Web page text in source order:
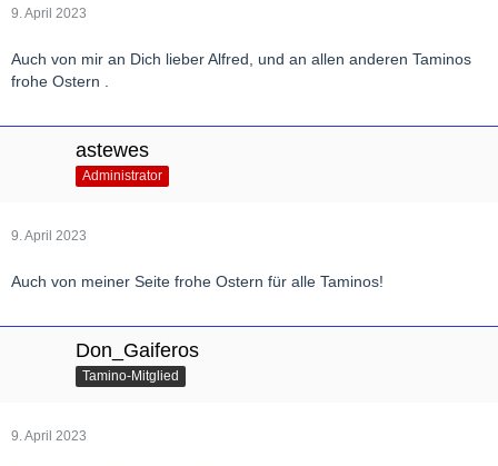
9. April 2023
Auch von mir an Dich lieber Alfred, und an allen anderen Taminos
frohe Ostern .
astewes
Administrator
9. April 2023
Auch von meiner Seite frohe Ostern für alle Taminos!
Don_Gaiferos
Tamino-Mitglied
9. April 2023